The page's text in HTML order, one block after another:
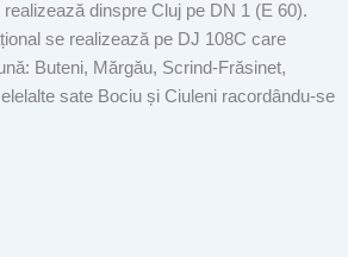
dinspre Cluj pe DN 1 (E 60).
se realizează pe DJ 108C care
Buteni, Mărgău, Scrind-Frăsinet,
sate Bociu și Ciuleni racordându-se